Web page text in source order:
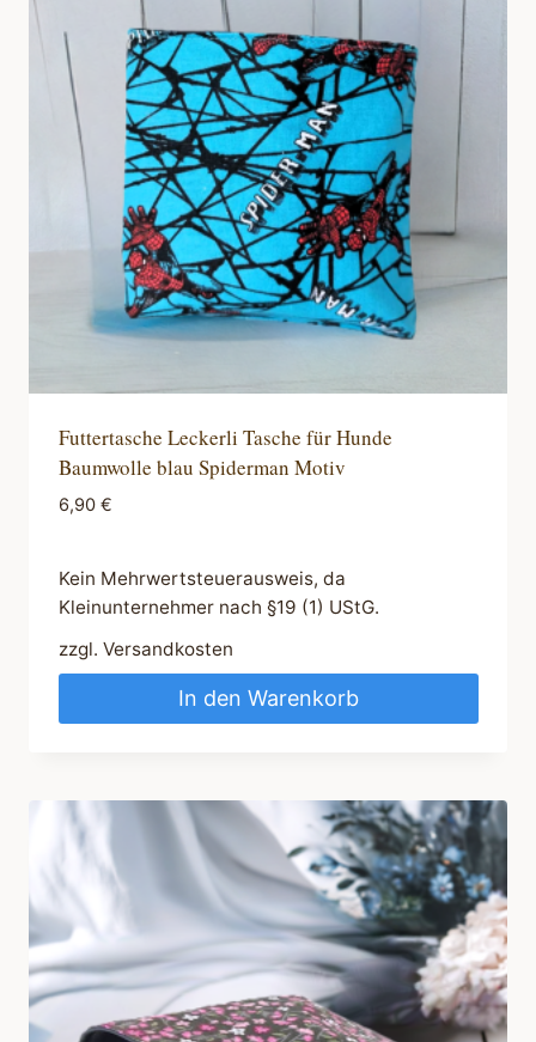
Futtertasche Leckerli Tasche für Hunde
Baumwolle blau Spiderman Motiv
6,90 €
Kein Mehrwertsteuerausweis, da
Kleinunternehmer nach §19 (1) UStG.
zzgl. Versandkosten
In den Warenkorb